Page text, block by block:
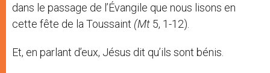
dans le passage de l’Évangile que nous lisons en
cette fête de la Toussaint (Mt 5, 1-12).
Et, en parlant d’eux, Jésus dit qu’ils sont bénis.